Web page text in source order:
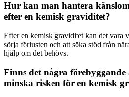
Hur kan man hantera
efter en kemisk graviditet?
Efter en kemisk graviditet kan det vara
sörja förlusten och att söka stöd från
hjälp om det behövs.
Finns det några
minska risken för en kemisk